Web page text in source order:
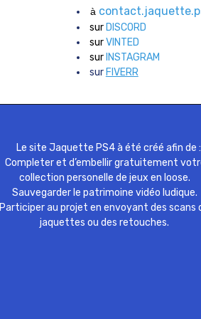
à
sur DISCORD
surVINTED
sur INSTAGRAM
sur FIVERR
Le site Jaquette PS4 à été créé afin de :
Completer et d’embellir gratuitement
collection personelle de jeux en loose.
Sauvegarder le patrimoine vidéo ludique.
Participer au projet en envoyant des scans
jaquettes ou des retouches.